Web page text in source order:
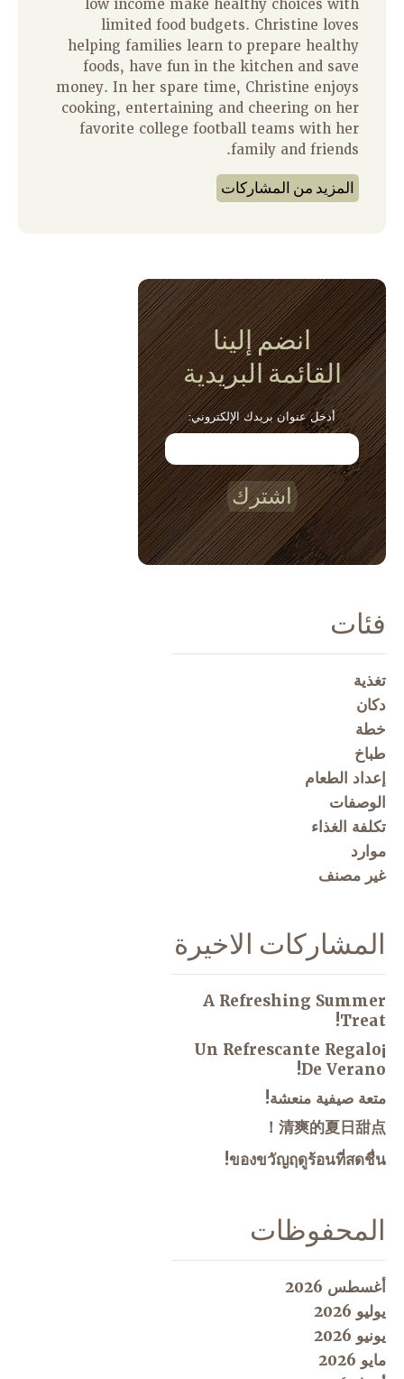
low income make healthy choices with
limited food budgets. Christine loves
helping families learn to prepare healthy
foods, have fun in the kitchen and save
money. In her spare time, Christine enjoys
cooking, entertaining and cheering on her
favorite college football teams with her
family and friends.
المزيد من المشاركات
انضم إلينا
القائمة البريدية
أدخل عنوان بريدك الإلكتروني:
اشترك
فئات
تغذية
دكان
خطة
طباخ
إعداد الطعام
الوصفات
تكلفة الغذاء
موارد
غير مصنف
المشاركات الاخيرة
A Refreshing Summer
Treat!
¡Un Refrescante Regalo
De Verano!
متعة صيفية منعشة!
清爽的夏日甜点！
ของขวัญฤดูร้อนที่สดชื่น!
المحفوظات
أغسطس 2026
يوليو 2026
يونيو 2026
مايو 2026